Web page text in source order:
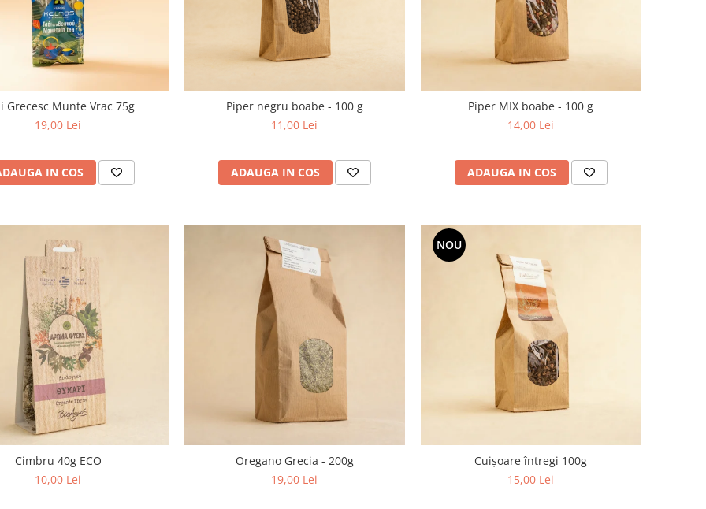
Grecesc Munte Vrac 75g
19,00 Lei
IN COS
Piper negru boabe - 100 g
11,00 Lei
ADAUGA IN COS
Piper MIX boabe - 100 g
14,00 Lei
ADAUGA IN COS
Cimbru 40g ECO
10,00 Lei
Oregano Grecia - 200g
19,00 Lei
NOU
Cuișoare întregi 100g
15,00 Lei